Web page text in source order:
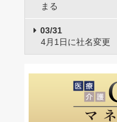
まる
03/31
4月1日に社名変更